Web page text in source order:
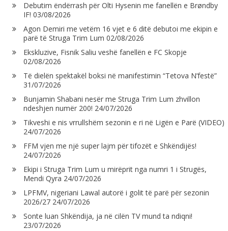
Debutim ëndërrash për Olti Hysenin me fanellën e Brøndby
IF! 03/08/2026
Agon Demiri me vetëm 16 vjet e 6 ditë debutoi me ekipin e
parë të Struga Trim Lum 02/08/2026
Ekskluzive, Fisnik Saliu veshë fanellën e FC Skopje
02/08/2026
Të dielën spektakël boksi në manifestimin “Tetova N’festë”
31/07/2026
Bunjamin Shabani nesër me Struga Trim Lum zhvillon
ndeshjen numër 200! 24/07/2026
Tikveshi e nis vrrullshëm sezonin e ri në Ligën e Parë (VIDEO)
24/07/2026
FFM vjen me një super lajm për tifozët e Shkëndijës!
24/07/2026
Ekipi i Struga Trim Lum u mirëprit nga numri 1 i Strugës,
Mendi Qyra 24/07/2026
LPFMV, nigeriani Lawal autorë i golit të parë për sezonin
2026/27 24/07/2026
Sonte luan Shkëndija, ja në cilën TV mund ta ndiqni!
23/07/2026